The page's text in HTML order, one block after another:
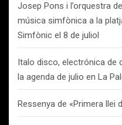
Josep Pons i l’orquestra
música simfònica a la
Simfònic el 8 de juliol
Italo disco, electrónica de
la agenda de julio en La
Ressenya de «Primera llei